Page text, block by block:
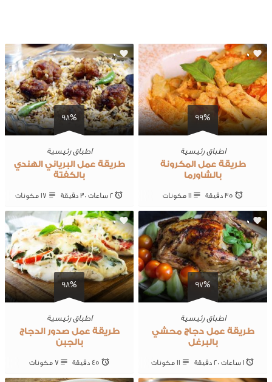
99%
0
اطباق رئيسية
طريقة عمل المكرونة
بالشاورما
35 ‎دقيقة 11 ‎مكونات
98%
0
اطباق رئيسية
طريقة عمل البرياني الهندي
بالكفتة
2 ساعات 30 ‎دقيقة 17 ‎مكونات
97%
0
اطباق رئيسية
طريقة عمل دجاج محشي
بالبرغل
1 ساعات 20 ‎دقيقة 11 ‎مكونات
98%
0
اطباق رئيسية
طريقة عمل صدور الدجاج
بالجبن
45 ‎دقيقة 7 ‎مكونات